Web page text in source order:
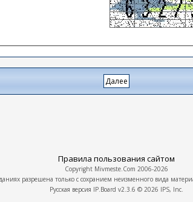
Правила пользования сайтом
Copyright Mivmeste.Com 2006-2026
разрешена только с сохранием неизменного вида
Русская версия IP.Board v2.3.6 © 2026 IPS, Inc.